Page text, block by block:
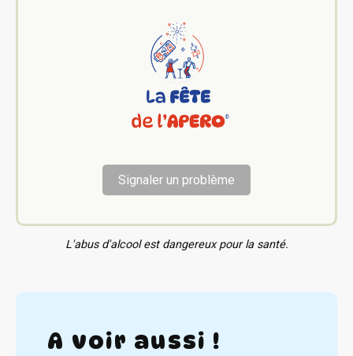
Signaler un problème
L'abus d'alcool est dangereux pour la santé.
A voir aussi !